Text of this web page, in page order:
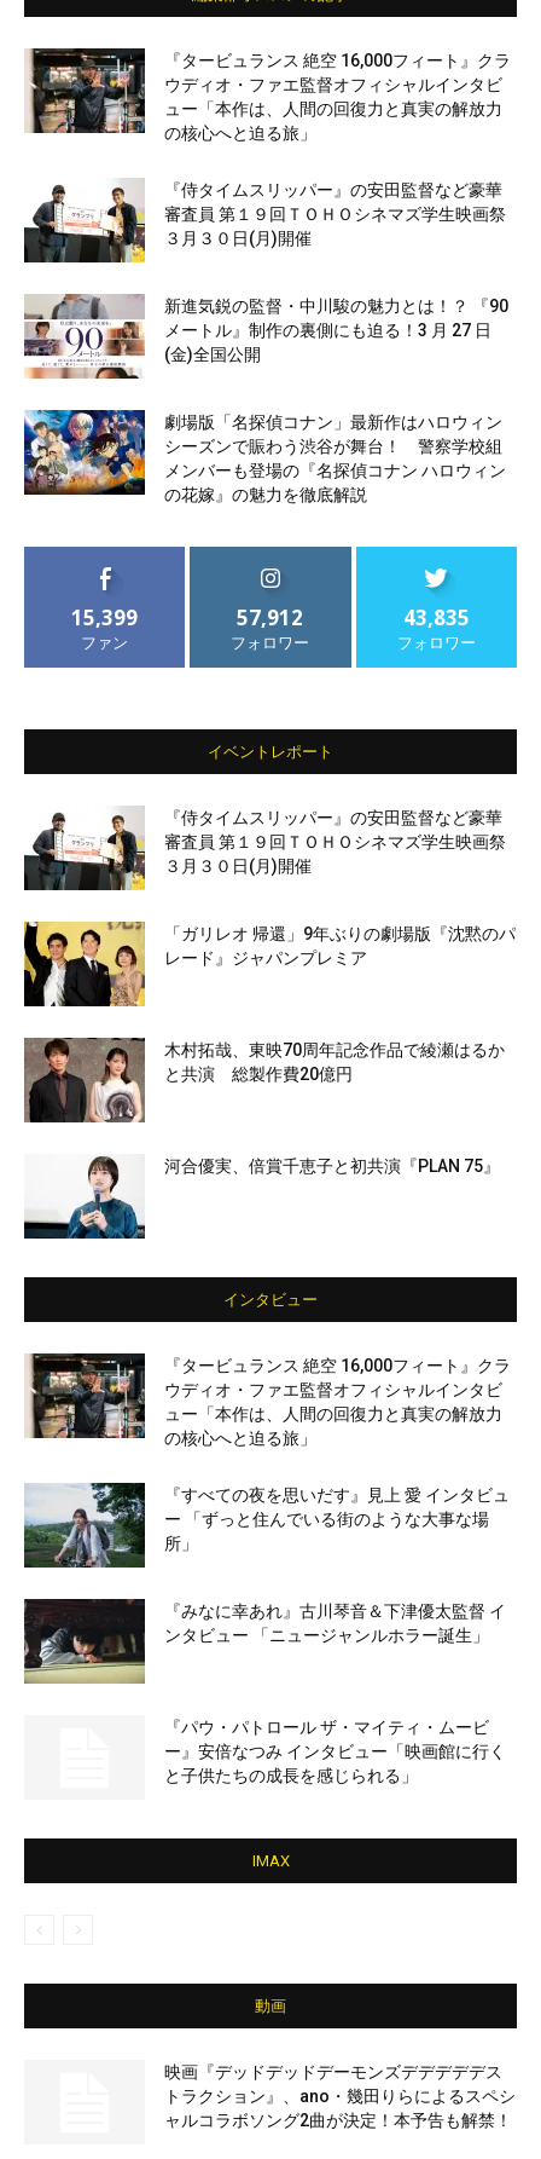
『タービュランス 絶空 16,000フィート』クラ
ウディオ・ファエ監督オフィシャルインタビ
ュー「本作は、人間の回復力と真実の解放力
の核心へと迫る旅」
『侍タイムスリッパー』の安田監督など豪華
審査員 第１９回ＴＯＨＯシネマズ学生映画祭
３月３０日(月)開催
新進気鋭の監督・中川駿の魅力とは！？ 『90
メートル』制作の裏側にも迫る！3 月 27 日
(金)全国公開
劇場版「名探偵コナン」最新作はハロウィン
シーズンで賑わう渋谷が舞台！ 警察学校組
メンバーも登場の『名探偵コナン ハロウィン
の花嫁』の魅力を徹底解説
15,399
ファン
57,912
フォロワー
43,835
フォロワー
イベントレポート
『侍タイムスリッパー』の安田監督など豪華
審査員 第１９回ＴＯＨＯシネマズ学生映画祭
３月３０日(月)開催
「ガリレオ 帰還」9年ぶりの劇場版『沈黙のパ
レード』ジャパンプレミア
木村拓哉、東映70周年記念作品で綾瀬はるか
と共演 総製作費20億円
河合優実、倍賞千恵子と初共演『PLAN 75』
インタビュー
『タービュランス 絶空 16,000フィート』クラ
ウディオ・ファエ監督オフィシャルインタビ
ュー「本作は、人間の回復力と真実の解放力
の核心へと迫る旅」
『すべての夜を思いだす』見上 愛 インタビュ
ー 「ずっと住んでいる街のような大事な場
所」
『みなに幸あれ』古川琴音＆下津優太監督 イ
ンタビュー 「ニュージャンルホラー誕生」
『パウ・パトロール ザ・マイティ・ムービ
ー』安倍なつみ インタビュー「映画館に行く
と子供たちの成長を感じられる」
IMAX
動画
映画『デッドデッドデーモンズデデデデデス
トラクション』、ano・幾田りらによるスペシ
ャルコラボソング2曲が決定！本予告も解禁！